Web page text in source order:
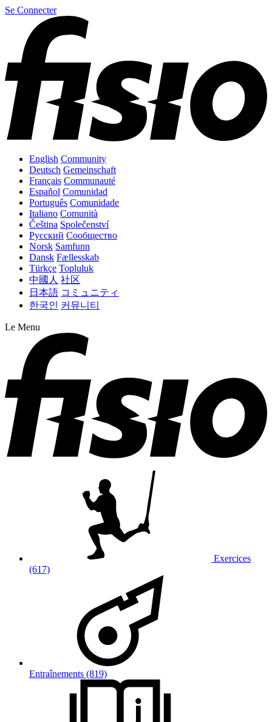
Se Connecter
English Community
Deutsch Gemeinschaft
Français Communauté
Español Comunidad
Português Comunidade
Italiano Comunità
Čeština Společenství
Русский Сообщество
Norsk Samfunn
Dansk Fællesskab
Türkçe Topluluk
中國人 社区
日本語 コミュニティ
한국인 커뮤니티
Le Menu
Exercices
(617)
Entraînements (819)